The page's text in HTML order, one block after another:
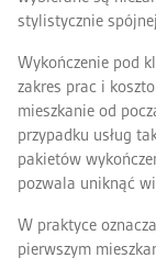
stylistycznie
Wykończenie pod
zakres prac i
mieszkanie od
przypadku usług
pakietów
pozwala uniknąć
W praktyce
pierwszym